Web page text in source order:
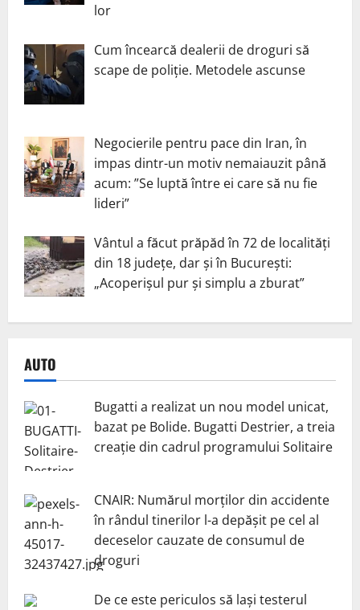
lor
Cum încearcă dealerii de droguri să
scape de poliție. Metodele ascunse
Negocierile pentru pace din Iran, în
impas dintr-un motiv nemaiauzit până
acum: ”Se luptă între ei care să nu fie
lideri”
Vântul a făcut prăpăd în 72 de localități
din 18 județe, dar și în București:
„Acoperișul pur și simplu a zburat”
AUTO
Bugatti a realizat un nou model unicat,
bazat pe Bolide. Bugatti Destrier, a treia
creație din cadrul programului Solitaire
CNAIR: Numărul morților din accidente
în rândul tinerilor l-a depășit pe cel al
deceselor cauzate de consumul de
droguri
De ce este periculos să lași testerul